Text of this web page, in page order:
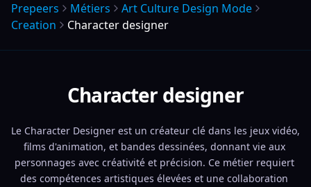
Prepeers Métiers
Art Culture Design Mode
Creation
Character designer
Character designer
Le Character Designer est un créateur clé dans les jeux vidéo,
films d'animation, et bandes dessinées, donnant vie aux
personnages avec créativité et précision. Ce métier requiert
des compétences artistiques élevées et une collaboration